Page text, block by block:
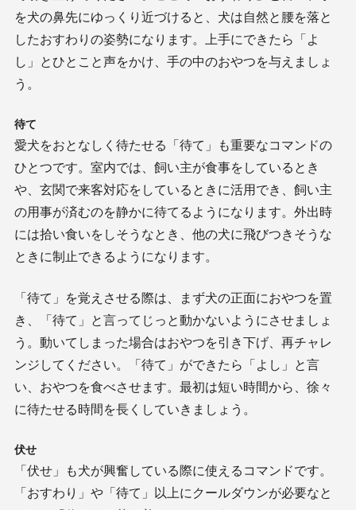
を犬の鼻先にゆっくり近づけると、犬は自然と腰を落と
したおすわりの姿勢になります。上手にできたら「よ
し」とひとこと声をかけ、手の中のおやつを与えましょ
う。
待て
愛犬をおとなしく待たせる「待て」も重要なコマンドの
ひとつです。室内では、飼い主が食事をしているとき
や、玄関で来客対応をしているときに活用でき、飼い主
の用事が済むのを静かに待てるようになります。外出時
には拾い食いをしそうなとき、他の犬に飛びつきそうな
ときに制止できるようになります。
「待て」を覚えさせる際は、まず犬の正面におやつを置
き、「待て」と言ってじっと動かないようにさせましょ
う。動いてしまった場合はおやつを引き下げ、再チャレ
ンジしてください。「待て」ができたら「よし」と言
い、おやつを食べさせます。最初は短い時間から、徐々
に待たせる時間を長くしていきましょう。
伏せ
「伏せ」も犬が興奮している際に使えるコマンドです。
「おすわり」や「待て」以上にクールダウンが必要なと